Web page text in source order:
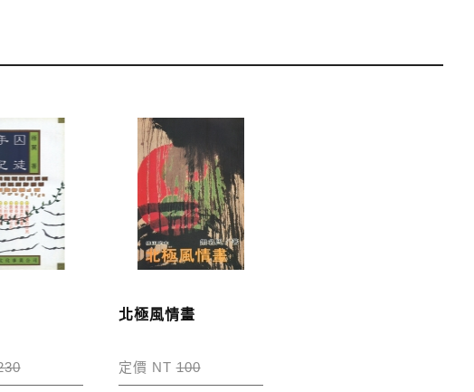
態。
於訂單中，請至會員專區查詢「我的訂單」
點。
北極風情畫
定價 NT100